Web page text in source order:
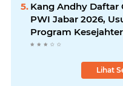
Kang Andhy Daftar
PWI Jabar 2026,
Program
Wartawan hingga
Lihat